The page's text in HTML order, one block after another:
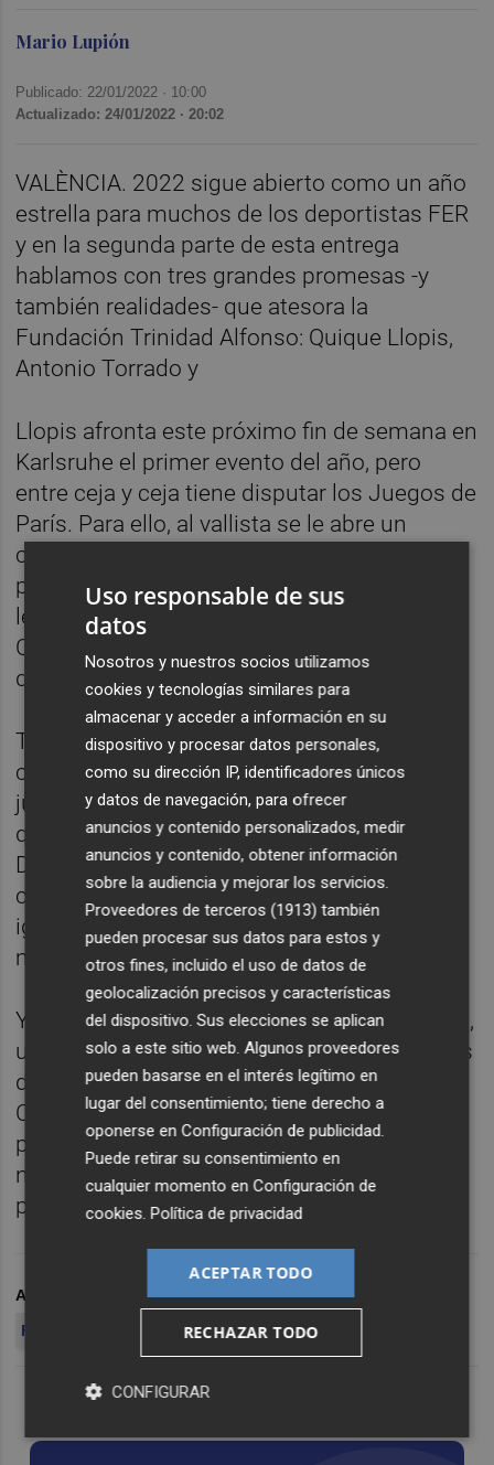
Lo Más Escuchado
Mario Lupión
Publicado: 22/01/2022 · 10:00
Actualizado: 24/01/2022 · 20:02
VALÈNCIA. 2022 sigue abierto como un año
estrella para muchos de los deportistas FER
y en la segunda parte de esta entrega
hablamos con tres grandes promesas -y
también realidades- que atesora la
Fundación Trinidad Alfonso: Quique Llopis,
Antonio Torrado y
Llopis afronta este próximo fin de semana en
Karlsruhe el primer evento del año, pero
entre ceja y ceja tiene disputar los Juegos de
París. Para ello, al vallista se le abre un
calendario de citas marcadas y tiene
presente el recuerdo de un 2021 que, por la
lesión en los isquios que sufrió en el
Campeonato de España de Getafe, le privó
de estar en Tokio.
También de Juegos Olímpicos hablamos
con Antonio Torrado, el joven regatista que,
junto a su dupla Andrés Barrios, también
quiere dar la campanada en 2024. Tiene a
Diego Botín como gran rival, pero también
como modelo, y en su caso el calendario es
igualmente movido alrededor de todo el
mundo.
Y cerramos el capítulo de hoy con Sara Micó,
un auténtico diamante en bruto en las largas
distancias de la piscina y las aguas abiertas.
Con solo 16 años, es una de las favoritas
para el Campeonato de España junior de
natación que se celebra en Barcelona este
próximo fin semana.
ARCHIVADO EN
PROYECTO FER
FUNDACIÓN TRINIDAD ALFONSO
A PIE DE PODIO
Uso responsable de sus
datos
Nosotros y nuestros socios utilizamos
cookies y tecnologías similares para
almacenar y acceder a información en su
dispositivo y procesar datos personales,
como su dirección IP, identificadores únicos
y datos de navegación, para ofrecer
anuncios y contenido personalizados, medir
anuncios y contenido, obtener información
sobre la audiencia y mejorar los servicios.
Proveedores de terceros (1913) también
pueden procesar sus datos para estos y
otros fines, incluido el uso de datos de
geolocalización precisos y características
del dispositivo. Sus elecciones se aplican
solo a este sitio web. Algunos proveedores
pueden basarse en el interés legítimo en
lugar del consentimiento; tiene derecho a
oponerse enConfiguración de publicidad
Puede retirar su consentimiento en
cualquier momento enConfiguración de
cookies .Política de privacidad
ACEPTAR TODO
RECHAZAR TODO
CONFIGURAR